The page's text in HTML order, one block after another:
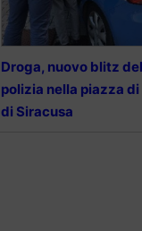
Droga, nuovo blitz
polizia nella piazza
di Siracusa